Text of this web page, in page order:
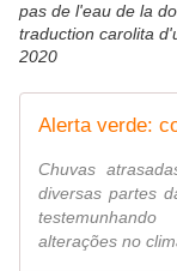
pas de l'eau de la
traduction carolita
2020
Chuvas
diversas partes
alterações no